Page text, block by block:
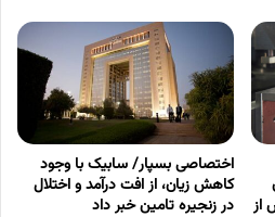
از
اختصاصی بسپار/ سابیک با وجود
کاهش زیان، از افت درآمد و اختلال
در زنجیره تامین خبر داد